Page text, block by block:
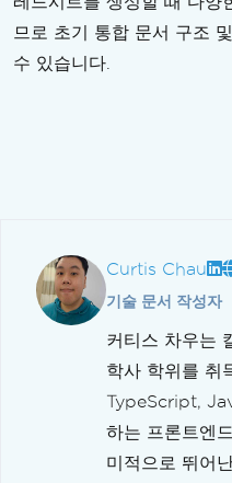
므로 초기 통합 문서 구조
수 있습니다.
Curtis Chau
기술 문서 작성자
커티스 차우는
학사 학위를 취
TypeScript,
하는 프론트엔
미적으로 뛰어